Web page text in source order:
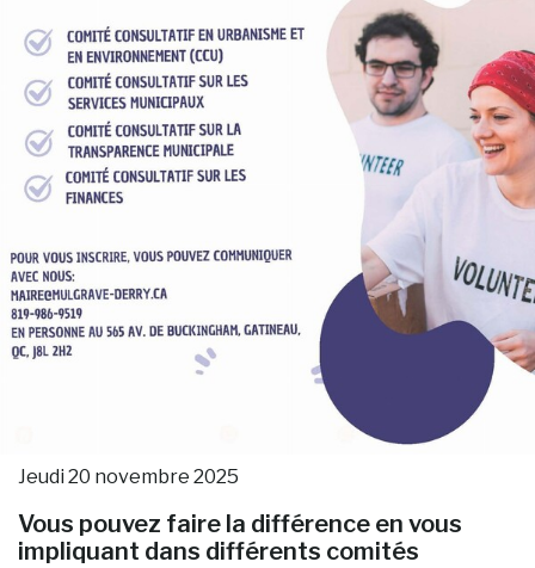
Jeudi 20 novembre 2025
Vous pouvez faire la différence en vous
impliquant dans différents comités